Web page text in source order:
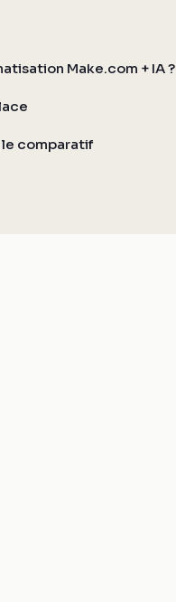
Make.com + IA ?
le comparatif